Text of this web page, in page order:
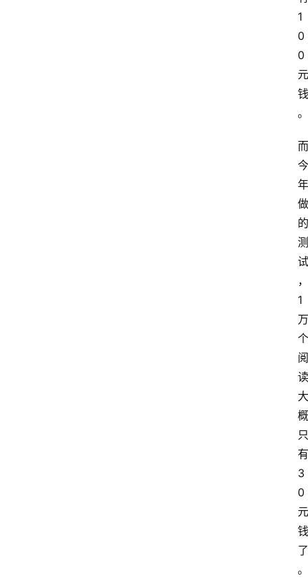
1
0
0
元
钱
。
而
今
年
做
的
测
试
，
1
万
个
阅
读
大
概
只
有
3
0
元
钱
了
。